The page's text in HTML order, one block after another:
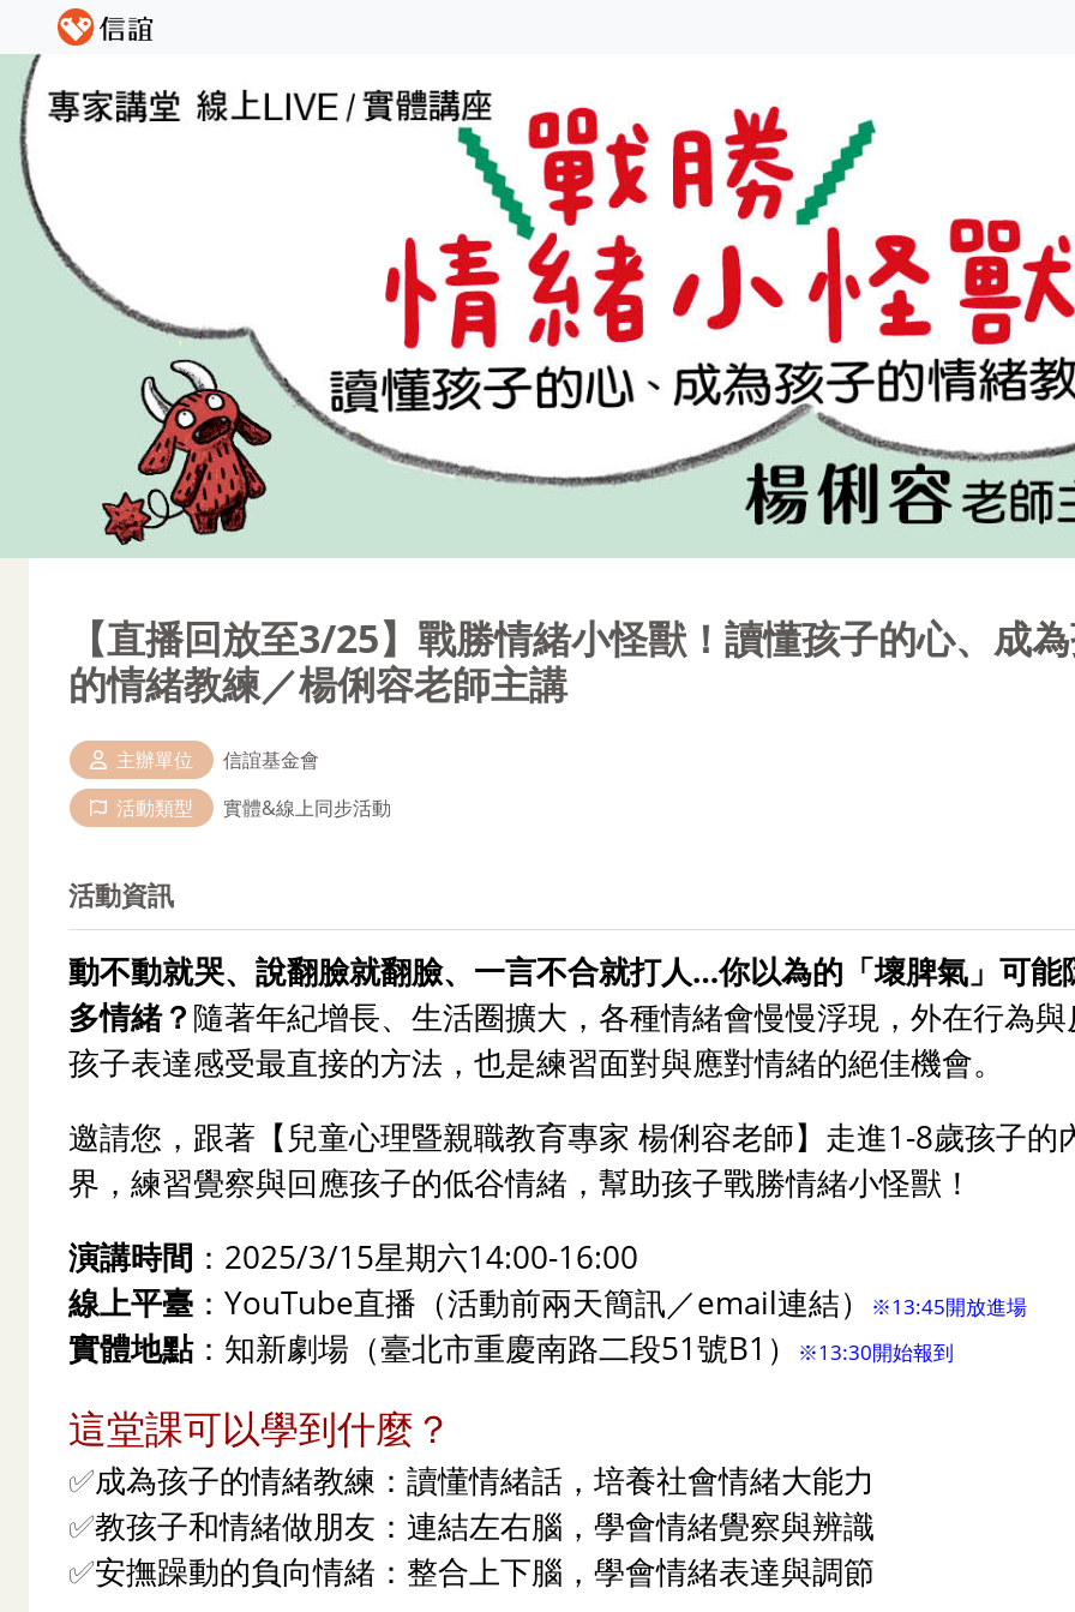
【直播回放至3/25】戰勝情緒小怪獸！讀懂孩子的心、成
的情緒教練／楊俐容老師主講
主辦單位 信誼基金會
活動類型 實體&線上同步活動
活動資訊
動不動就哭、說翻臉就翻臉、一言不合就打人…你以為的「壞脾氣」可能
多情緒？ 隨著年紀增長、生活圈擴大，各種情緒會慢慢浮現，外在行為
孩子表達感受最直接的方法，也是練習面對與應對情緒的絕佳機會。
邀請您，跟著【兒童心理暨親職教育專家 楊俐容老師】走進1-8歲孩子的
界，練習覺察與回應孩子的低谷情緒，幫助孩子戰勝情緒小怪獸！
演講時間 ：2025/3/15星期六14:00-16:00
線上平臺 ：YouTube直播（活動前兩天簡訊／email連結） ※13:45開放進場
實體地點：知新劇場（臺北市重慶南路二段51號B1） ※13:30開始報到
這堂課可以學到什麼？
✅成為孩子的情緒教練：讀懂情緒話，培養社會情緒大能力
✅教孩子和情緒做朋友：連結左右腦，學會情緒覺察與辨識
✅安撫躁動的負向情緒：整合上下腦，學會情緒表達與調節